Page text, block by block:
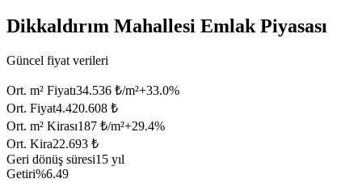
Dikkaldırım Mahallesi Emlak Piyasası
Güncel fiyat verileri
Ort. m² Fiyatı34.536 ₺/m²+33.0%
Ort. Fiyat4.420.608 ₺
Ort. m² Kirası187 ₺/m²+29.4%
Ort. Kira22.693 ₺
Geri dönüş süresi15 yıl
Getiri%6.49